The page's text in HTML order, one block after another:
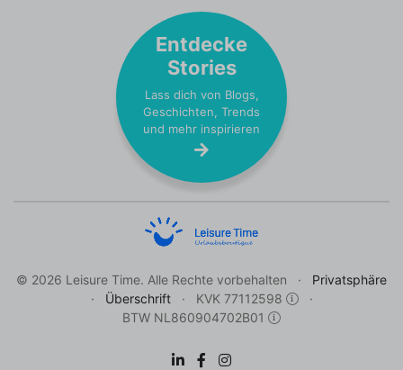
Entdecke
Stories
Lass dich von Blogs,
Geschichten, Trends
und mehr inspirieren
© 2026 Leisure Time. Alle Rechte vorbehalten
Privatsphäre
Überschrift
KVK 77112598
BTW NL860904702B01